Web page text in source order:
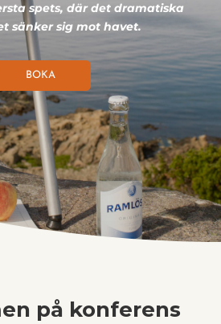
spets, där det dramatiska
sänker sig mot havet.
BOKA
på konferens